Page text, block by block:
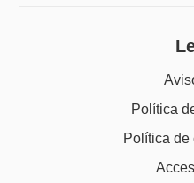
Política
Política de